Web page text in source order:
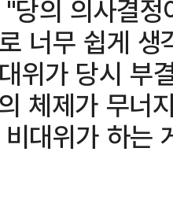
당의 의사결
너무 쉽게
위가 당시 부
체제가 무너
대위가 하는